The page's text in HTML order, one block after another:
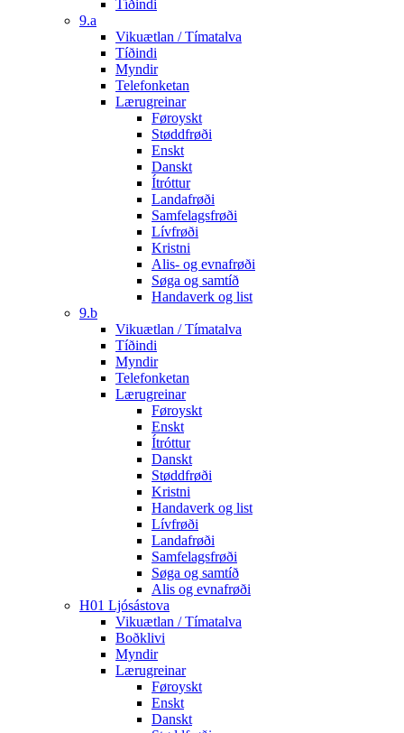
Tíðindi
9.a
Vikuætlan / Tímatalva
Tíðindi
Myndir
Telefonketan
Lærugreinar
Føroyskt
Støddfrøði
Enskt
Danskt
Ítróttur
Landafrøði
Samfelagsfrøði
Lívfrøði
Kristni
Alis- og evnafrøði
Søga og samtíð
Handaverk og list
9.b
Vikuætlan / Tímatalva
Tíðindi
Myndir
Telefonketan
Lærugreinar
Føroyskt
Enskt
Ítróttur
Danskt
Støddfrøði
Kristni
Handaverk og list
Lívfrøði
Landafrøði
Samfelagsfrøði
Søga og samtíð
Alis og evnafrøði
H01 Ljósástova
Vikuætlan / Tímatalva
Boðklivi
Myndir
Lærugreinar
Føroyskt
Enskt
Danskt